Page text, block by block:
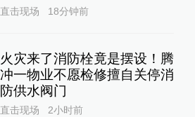
直击现场 18分钟前
火灾来了消防栓竟是摆设！腾
冲一物业不愿检修擅自关停消
防供水阀门
直击现场 2小时前